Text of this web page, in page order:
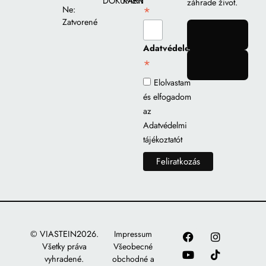
Ne:
Zatvorené
*
Adatvédelem
*
Elolvastam
és elfogadom
az
Adatvédelmi
tájékoztatót
záhrade život.
© VIASTEIN2026.
Všetky práva
vyhradené.
Impressum
Všeobecné
obchodné a